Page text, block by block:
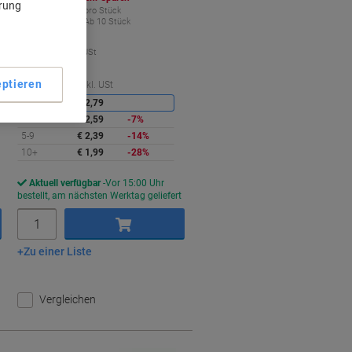
€ 1,99
pro Stück
Ab 10 Stück
€ 90,46 / kg exkl. USt
Menge exkl. USt
1-2
€ 2,79
€ 2,59
-7%
5-9
€ 2,39
-14%
10+
€ 1,99 -28%
Aktuell verfügbar Vor 15:00 Uhr
bestellt, am nächsten Werktag geliefert
In den Warenkorb
Zu einer Liste
Vergleichen